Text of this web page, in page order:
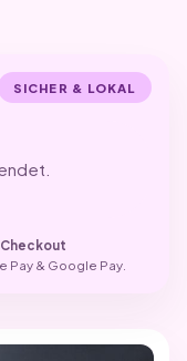
SICHER & LOKAL
Checkout
Pay & Google Pay.